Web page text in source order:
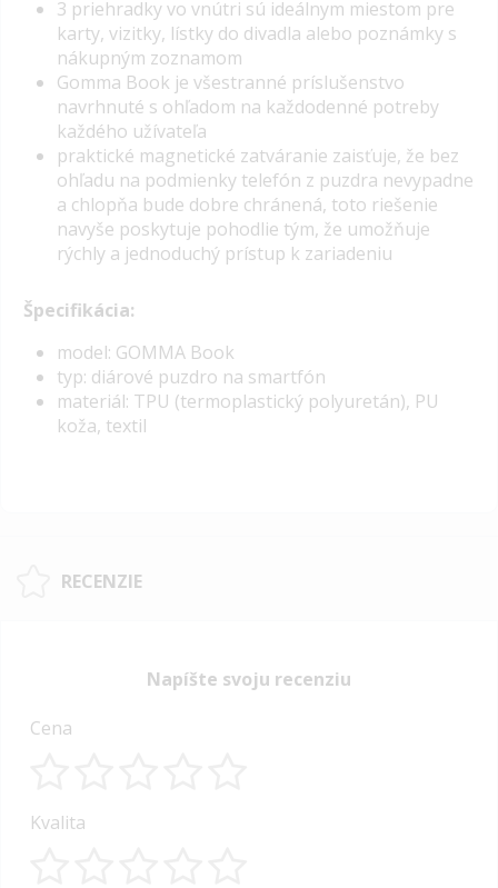
3 priehradky vo vnútri sú ideálnym miestom pre
karty, vizitky, lístky do divadla alebo poznámky s
nákupným zoznamom
Gomma Book je všestranné príslušenstvo
navrhnuté s ohľadom na každodenné potreby
každého užívateľa
praktické magnetické zatváranie zaisťuje, že bez
ohľadu na podmienky telefón z puzdra nevypadne
a chlopňa bude dobre chránená, toto riešenie
navyše poskytuje pohodlie tým, že umožňuje
rýchly a jednoduchý prístup k zariadeniu
Špecifikácia:
model: GOMMA Book
typ: diárové puzdro na smartfón
materiál: TPU (termoplastický polyuretán), PU
koža, textil
RECENZIE
Napíšte svoju recenziu
Cena
star
stars
stars
stars
stars
Kvalita